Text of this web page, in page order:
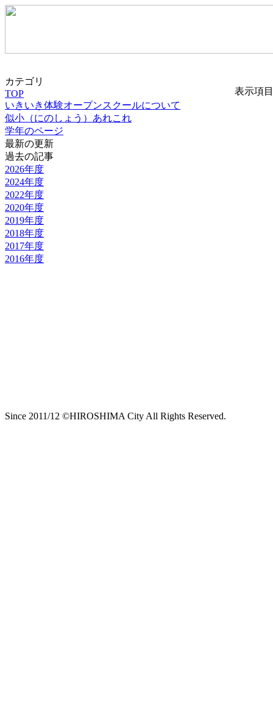
カテゴリ
TOP
いきいき体験オープンスクールについて
似小（にのしょう）あれこれ
学年のページ
最新の更新
過去の記事
2026年度
2024年度
2022年度
2020年度
2019年度
2018年度
2017年度
2016年度
表示項
Since 2011/12 ©HIROSHIMA City All Rights Reserved.